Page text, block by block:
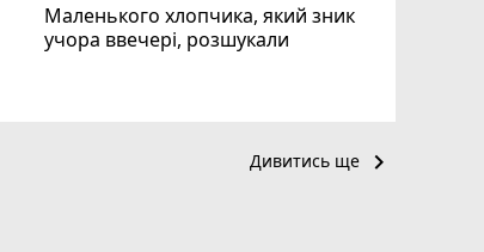
Маленького хлопчика, який зник
учора ввечері, розшукали
Дивитись ще keyboard_arrow_right